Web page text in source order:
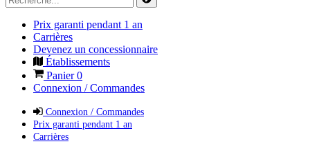
Prix garanti pendant 1 an
Carrières
Devenez un concessionnaire
Établissements
Panier0
Connexion / Commandes
Connexion / Commandes
Prix garanti pendant 1 an
Carrières